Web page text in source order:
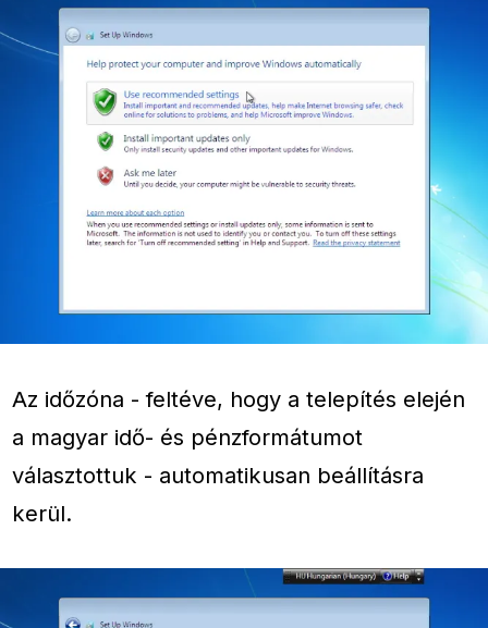
Az időzóna - feltéve, hogy a telepítés elején
a magyar idő- és pénzformátumot
választottuk - automatikusan beállításra
kerül.